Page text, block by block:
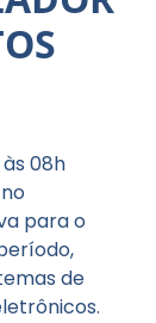
08h
para o
de